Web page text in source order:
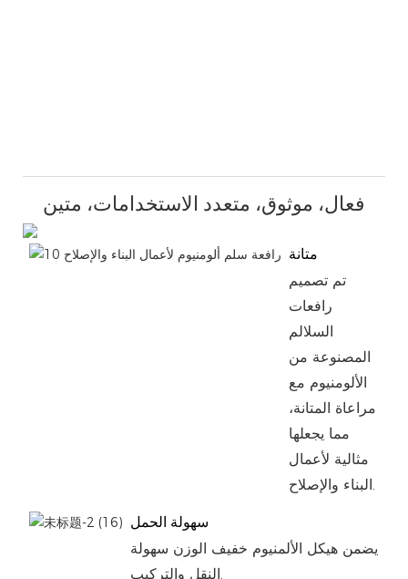
فعال، موثوق، متعدد الاستخدامات، متين
متانة
تم تصميم
رافعات
السلالم
المصنوعة من
الألومنيوم مع
مراعاة المتانة،
مما يجعلها
مثالية لأعمال
سهولة الحمل
يضمن هيكل الألمنيوم خفيف الوزن سهولة